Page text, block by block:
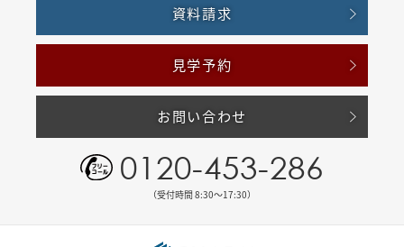
資料請求
見学予約
お問い合わせ
0120-453-286
（受付時間 8:30〜17:30）